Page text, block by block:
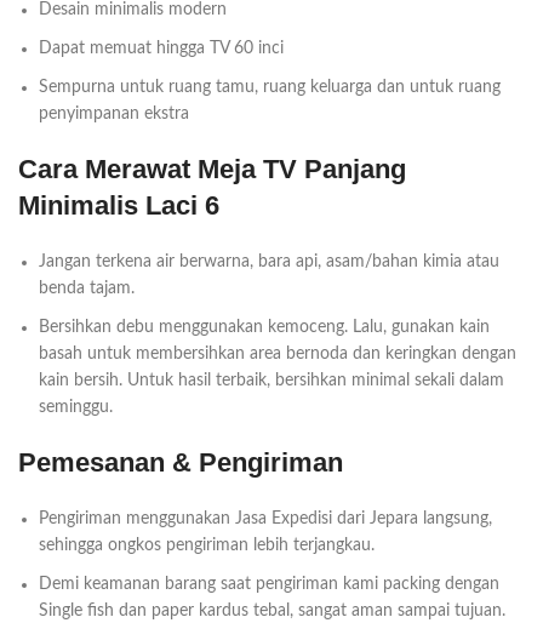
Desain minimalis modern
Dapat memuat hingga TV 60 inci
Sempurna untuk ruang tamu, ruang keluarga dan untuk ruang
penyimpanan ekstra
Cara Merawat Meja TV Panjang
Minimalis Laci 6
Jangan terkena air berwarna, bara api, asam/bahan kimia atau
benda tajam.
Bersihkan debu menggunakan kemoceng. Lalu, gunakan kain
basah untuk membersihkan area bernoda dan keringkan dengan
kain bersih. Untuk hasil terbaik, bersihkan minimal sekali dalam
seminggu.
Pemesanan & Pengiriman
Pengiriman menggunakan Jasa Expedisi dari Jepara langsung,
sehingga ongkos pengiriman lebih terjangkau.
Demi keamanan barang saat pengiriman kami packing dengan
Single fish dan paper kardus tebal, sangat aman sampai tujuan.